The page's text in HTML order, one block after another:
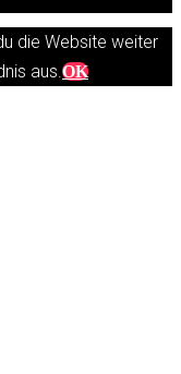
die Website weiter
aus.OK